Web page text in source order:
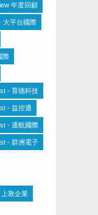
年度回顧
大平台國際
際
- 育德科技
- 益控通
- 通航國際
- 群洲電子
敦企業